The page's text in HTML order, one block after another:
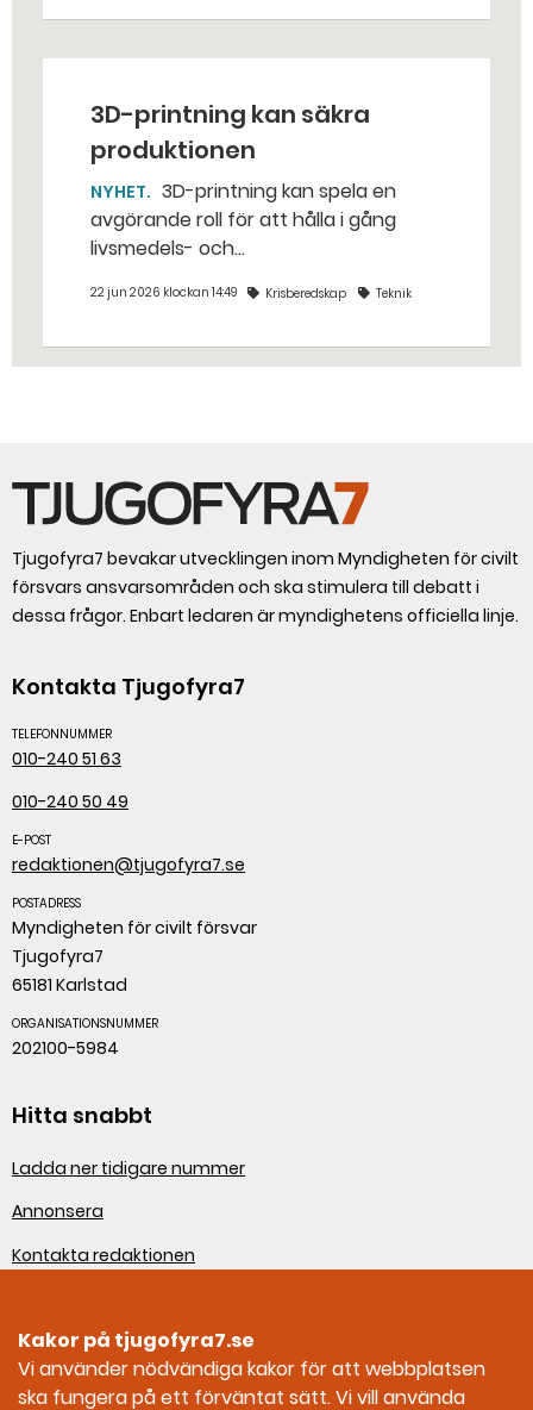
3D-printning kan säkra
produktionen
NYHET
avgörande roll för att hålla i gång
livsmedels- och
krig. – Det går att vinna mycket tid
säger Susanne Norén, enhetschef vid
22 jun 2026 klockan 14:49 Krisberedskap Teknik
Tjugofyra7 bevakar utvecklingen inom Myndigheten för civilt
försvars ansvarsområden och ska stimulera till debatt i
dessa frågor. Enbart ledaren är myndighetens officiella linje.
Kontakta Tjugofyra7
TELEFONNUMMER
010-240 51 63
010-240 50 49
E-POST
redaktionen@tjugofyra7.se
POSTADRESS
Myndigheten för civilt försvar
Tjugofyra7
65181 Karlstad
ORGANISATIONSNUMMER
202100-5984
Hitta snabbt
Ladda ner tidigare nummer
Annonsera
Kontakta redaktionen
Sociala medier
Kakor på tjugofyra7.se
Vi använder nödvändiga kakor för att webbplatsen
ska fungera på ett förväntat sätt. Vi vill använda